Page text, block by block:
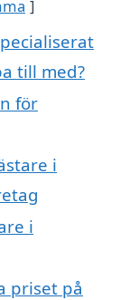
till med?
för
i
i
priset på